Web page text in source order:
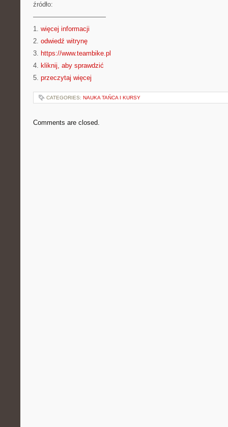
źródło:
———————————
1. więcej informacji
2. odwiedź witrynę
3. https://www.teambike.pl
4. kliknij, aby sprawdzić
5. przeczytaj więcej
CATEGORIES: NAUKA TAŃCA I KURSY
Comments are closed.